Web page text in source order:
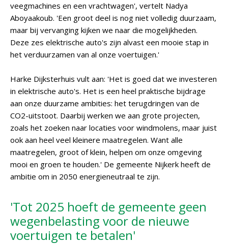
veegmachines en een vrachtwagen', vertelt Nadya
Aboyaakoub. 'Een groot deel is nog niet volledig duurzaam,
maar bij vervanging kijken we naar die mogelijkheden.
Deze zes elektrische auto's zijn alvast een mooie stap in
het verduurzamen van al onze voertuigen.'
Harke Dijksterhuis vult aan: 'Het is goed dat we investeren
in elektrische auto's. Het is een heel praktische bijdrage
aan onze duurzame ambities: het terugdringen van de
CO2-uitstoot. Daarbij werken we aan grote projecten,
zoals het zoeken naar locaties voor windmolens, maar juist
ook aan heel veel kleinere maatregelen. Want alle
maatregelen, groot of klein, helpen om onze omgeving
mooi en groen te houden.' De gemeente Nijkerk heeft de
ambitie om in 2050 energieneutraal te zijn.
'Tot 2025 hoeft de gemeente geen
wegenbelasting voor de nieuwe
voertuigen te betalen'